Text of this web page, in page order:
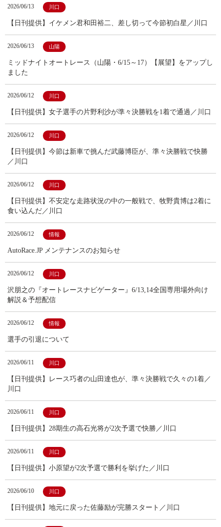
2026/06/13 川口
【日刊提供】イケメン君和田裕二、差し切って今節初白星／川口
2026/06/13 山陽
ミッドナイトオートレース（山陽・6/15～17）【展望】をアップし
ました
2026/06/12 川口
【日刊提供】女子選手の片野利沙が準々決勝戦を1着で通過／川口
2026/06/12 川口
【日刊提供】今節は新車で挑んだ武藤博臣が、準々決勝戦で快勝
／川口
2026/06/12 川口
【日刊提供】不安定な走路状況の中の一般戦で、牧野貴博は2着に
食い込んだ／川口
2026/06/12 情報
AutoRace.JP メンテナンスのお知らせ
2026/06/12 川口
沢朋之の『オートレースナビゲーター』6/13,14全国専用場外向け
解説＆予想配信
2026/06/12 情報
選手の引退について
2026/06/11 川口
【日刊提供】レース巧者の山田達也が、準々決勝戦で久々の1着／
川口
2026/06/11 川口
【日刊提供】28期生の高石光将が2次予選で快勝／川口
2026/06/11 川口
【日刊提供】小原望が2次予選で勝利を挙げた／川口
2026/06/10 川口
【日刊提供】地元に戻った佐藤励が完勝スタート／川口